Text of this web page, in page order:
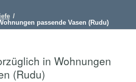
/
passende Vasen (Rudu)
in Wohnungen
(Rudu)